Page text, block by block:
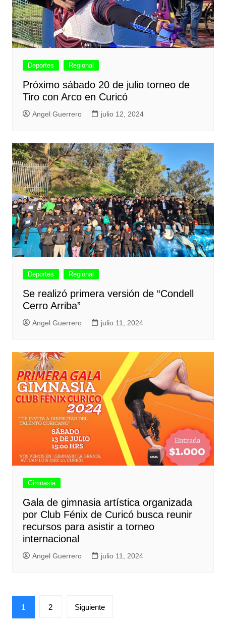
Deportes Regional
Próximo sábado 20 de julio torneo de
Tiro con Arco en Curicó
Angel Guerrero julio 12, 2024
Deportes Regional
Se realizó primera versión de “Condell
Cerro Arriba”
Angel Guerrero julio 11, 2024
Gimnasia
Gala de gimnasia artística organizada
por Club Fénix de Curicó busca reunir
recursos para asistir a torneo
internacional
Angel Guerrero julio 11, 2024
Paginación
de
1 2 Siguiente